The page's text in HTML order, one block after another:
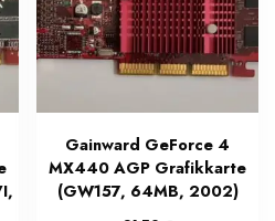
Gainward GeForce 4
MX440 AGP Grafikkarte
(GW157, 64MB, 2002)